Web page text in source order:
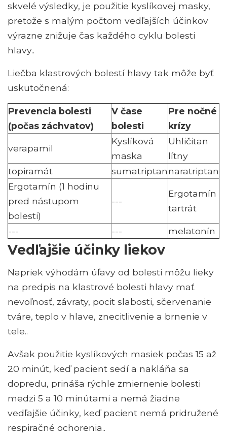
skvelé výsledky, je použitie kyslíkovej masky,
pretože s malým počtom vedľajších účinkov
výrazne znižuje čas každého cyklu bolesti
hlavy..
Liečba klastrových bolestí hlavy tak môže byť
uskutočnená:
Prevencia bolesti
(počas záchvatov)
V čase
bolesti
Pre nočné
krízy
verapamil
Kyslíková
maska
Uhličitan
lítny
topiramát
sumatriptannaratriptan
Ergotamín (1 hodinu
pred nástupom
bolesti)
---
Ergotamín
tartrát
--- --- melatonín
Vedľajšie účinky liekov
Napriek výhodám úľavy od bolesti môžu lieky
na predpis na klastrové bolesti hlavy mať
nevoľnosť, závraty, pocit slabosti, sčervenanie
tváre, teplo v hlave, znecitlivenie a brnenie v
tele..
Avšak použitie kyslíkových masiek počas 15 až
20 minút, keď pacient sedí a nakláňa sa
dopredu, prináša rýchle zmiernenie bolesti
medzi 5 a 10 minútami a nemá žiadne
vedľajšie účinky, keď pacient nemá pridružené
respiračné ochorenia..